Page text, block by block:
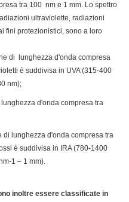
tra 100 nm e 1 mm. Lo spettro
ultraviolette, radiazioni
fini protezionistici, sono a loro
di lunghezza d'onda compresa
è suddivisa in UVA (315-400
nm);
d'onda compresa tra
di lunghezza d'onda compresa tra
è suddivisa in IRA (780-1400
1 – 1 mm).
inoltre essere classificate in